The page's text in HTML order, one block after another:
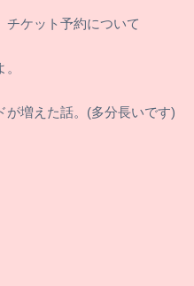
チケット予約について
が増えた話。(多分長いです)